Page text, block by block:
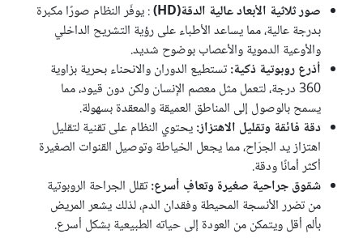
صور ثلاثية الأبعاد عالية الدقة(HD
): يوفّر النظام صورًا مكبرة
بدرجة عالية، مما يساعد الأطباء على رؤية التشريح الداخلي
والأوعية الدموية والأعصاب بوضوح شديد.
أذرع روبوتية ذكية:تستطيع الدوران والانحناء بحرية بزاوية
360 درجة، لتعمل مثل معصم الإنسان ولكن دون قيود، مما
يسمح بالوصول إلى المناطق العميقة والمعقدة بسهولة.
دقة فائقة وتقليل الاهتزاز:يحتوي النظام على تقنية لتقليل
اهتزاز يد الجرّاح، مما يجعل الخياطة وتوصيل القنوات الصغيرة
أكثر أمانًا ودقة.
شقوق جراحية صغيرة وتعافٍ أسرع:تقلل الجراحة الروبوتية
من تضرر الأنسجة المحيطة وفقدان الدم، لذلك يشعر المريض
بألم أقل ويتمكن من العودة إلى حياته الطبيعية بشكل أسرع.